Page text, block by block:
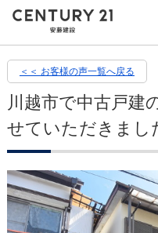
＜＜ お客様の声一覧へ戻る
川越市で中古戸建
せていただきまし